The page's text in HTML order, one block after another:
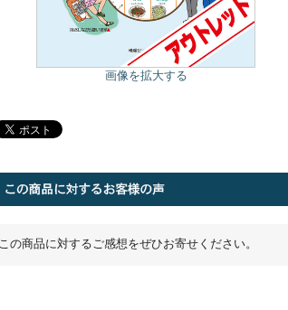
画像を拡大する
この商品に対するご感想をぜひお寄せください。